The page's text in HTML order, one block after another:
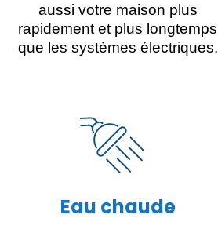
aussi votre maison plus
rapidement et plus longtemps
que les systèmes électriques.
Eau chaude